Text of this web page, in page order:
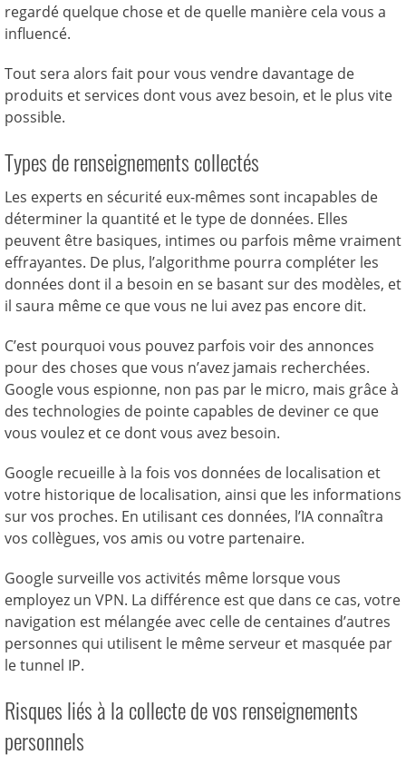
regardé quelque chose et de quelle manière cela vous a
influencé.
Tout sera alors fait pour vous vendre davantage de
produits et services dont vous avez besoin, et le plus vite
possible.
Types de renseignements collectés
Les experts en sécurité eux-mêmes sont incapables de
déterminer la quantité et le type de données. Elles
peuvent être basiques, intimes ou parfois même vraiment
effrayantes. De plus, l’algorithme pourra compléter les
données dont il a besoin en se basant sur des modèles, et
il saura même ce que vous ne lui avez pas encore dit.
C’est pourquoi vous pouvez parfois voir des annonces
pour des choses que vous n’avez jamais recherchées.
Google vous espionne, non pas par le micro, mais grâce à
des technologies de pointe capables de deviner ce que
vous voulez et ce dont vous avez besoin.
Google recueille à la fois vos données de localisation et
votre historique de localisation, ainsi que les informations
sur vos proches. En utilisant ces données, l’IA connaîtra
vos collègues, vos amis ou votre partenaire.
Google surveille vos activités même lorsque vous
employez un VPN. La différence est que dans ce cas, votre
navigation est mélangée avec celle de centaines d’autres
personnes qui utilisent le même serveur et masquée par
le tunnel IP.
Risques liés à la collecte de vos renseignements
personnels